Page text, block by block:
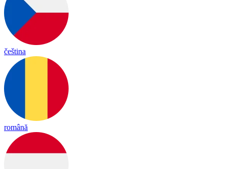
čeština
română